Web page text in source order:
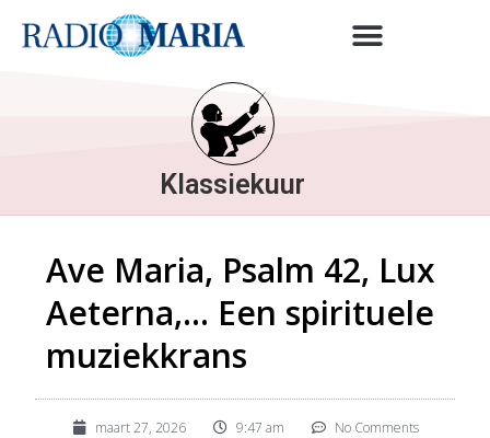
Klassiekuur
Ave Maria, Psalm 42, Lux
Aeterna,… Een spirituele
muziekkrans
maart 27, 2026 9:47 am
No Comments